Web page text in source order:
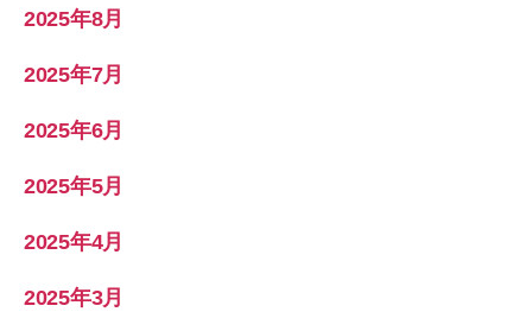
2025年8月
2025年7月
2025年6月
2025年5月
2025年4月
2025年3月